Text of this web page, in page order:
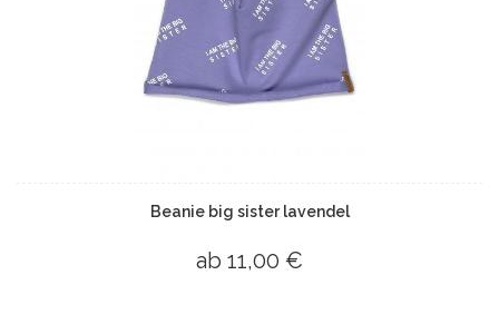
Beanie big sister lavendel
ab 11,00 €